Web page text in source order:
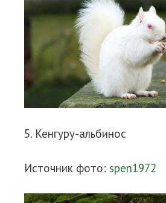
5. Кенгуру-альбинос
Источник фото: spen1972